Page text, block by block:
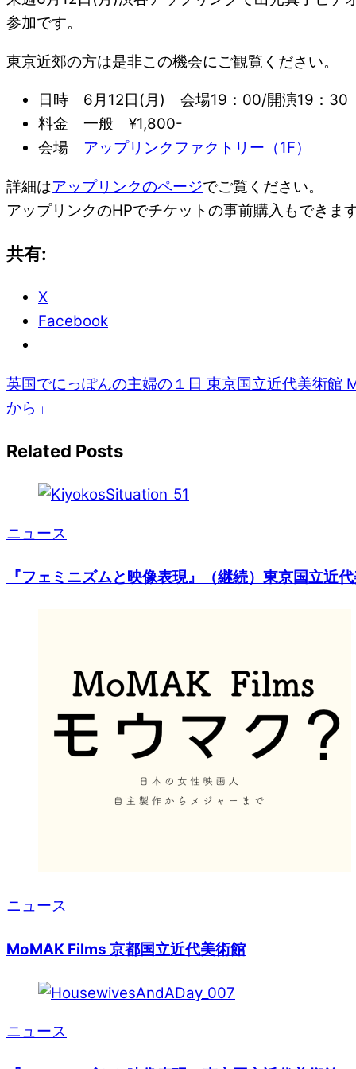
参加です。
東京近郊の方は是非この機会にご観覧ください。
日時 6月12日(月) 会場19：00/開演19：30
料金 一般 ¥1,800-
会場 アップリンクファクトリー（1F）
詳細はアップリンクのページでご覧ください。
アップリンクのHPでチケットの事前購入もできま
共有:
X
Facebook
英国でにっぽんの主婦の１日 東京国立近代美術館
から」
Related Posts
ニュース
『フェミニズムと映像表現』（継続）東京国立近
ニュース
MoMAK Films 京都国立近代美術館
ニュース